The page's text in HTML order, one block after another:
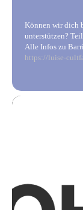
Können wir dich
unterstützen?
Alle Infos zu
https://luise-